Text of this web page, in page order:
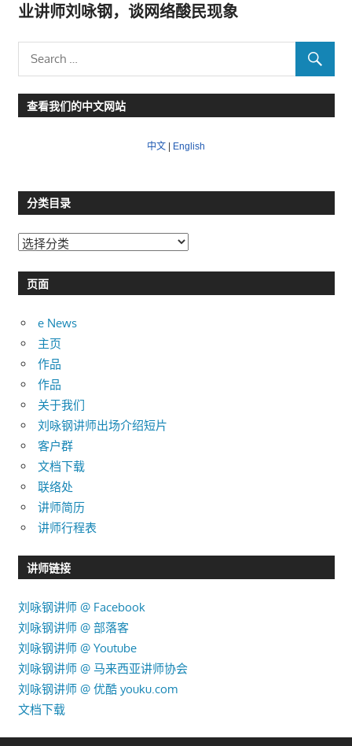
业讲师刘咏钢，谈网络酸民现象
查看我们的中文网站
中文 | English
分类目录
分
目页面
e News
主页
作品
作品
关于我们
刘咏钢讲师出场介绍短片
客户群
文档下载
联络处
讲师简历
讲师行程表
讲师链接
刘咏钢讲师 @ Facebook
刘咏钢讲师 @ 部落客
刘咏钢讲师 @ Youtube
刘咏钢讲师 @ 马来西亚讲师协会
刘咏钢讲师 @ 优酷 youku.com
文档下载